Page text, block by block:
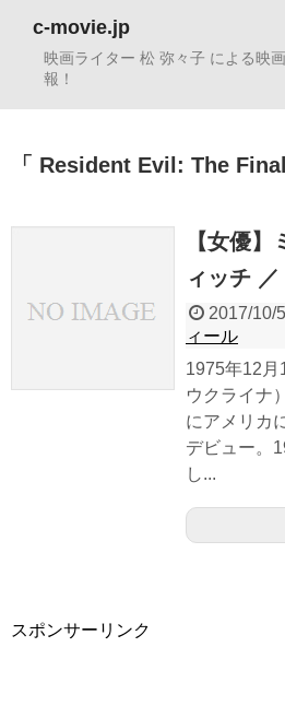
c-movie.jp
映画ライター 松 弥々子 による映
報！
Resident Evil: The
【女優
ィッチ
2017/10/5
ィール
1975年12月
ウクライナ
にアメリカ
デビュー。
し...
スポンサーリンク